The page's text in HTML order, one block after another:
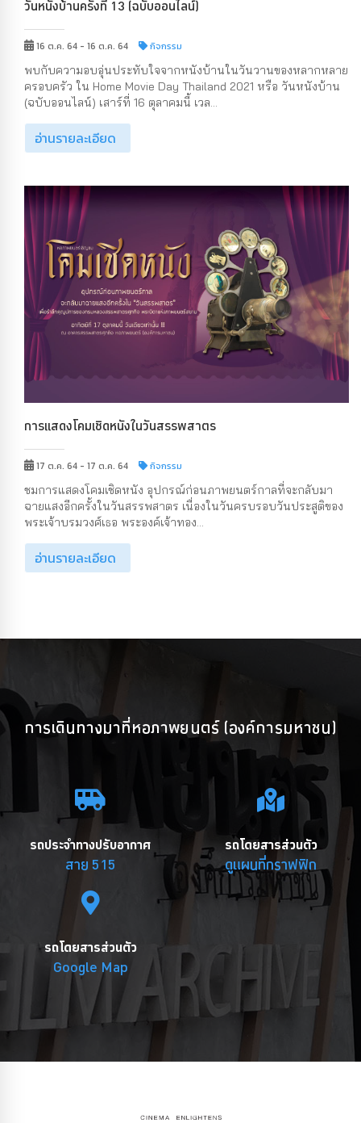
วันหนังบ้านครั้งที่ 13 (ฉบับออนไลน์)
16 ต.ค. 64 - 16 ต.ค. 64 กิจกรรม
พบกับความอบอุ่นประทับใจจากหนังบ้านในวันวานของหลากหลาย
ครอบครัว ใน Home Movie Day Thailand 2021 หรือ วันหนังบ้าน
(ฉบับออนไลน์) เสาร์ที่ 16 ตุลาคมนี้ เวล...
อ่านรายละเอียด
การแสดงโคมเชิดหนังในวันสรรพสาตร
17 ต.ค. 64 - 17 ต.ค. 64 กิจกรรม
ชมการแสดงโคมเชิดหนัง อุปกรณ์ก่อนภาพยนตร์กาลที่จะกลับมา
ฉายแสงอีกครั้งในวันสรรพสาตร เนื่องในวันครบรอบวันประสูติของ
พระเจ้าบรมวงศ์เธอ พระองค์เจ้าทอง...
อ่านรายละเอียด
การเดินทางมาที่หอภาพยนตร์ (องค์การมหาชน)
รถประจำทางปรับอากาศ
สาย 515
รถโดยสารส่วนตัว
ดูแผนที่กราฟฟิก
รถโดยสารส่วนตัว
Google Map